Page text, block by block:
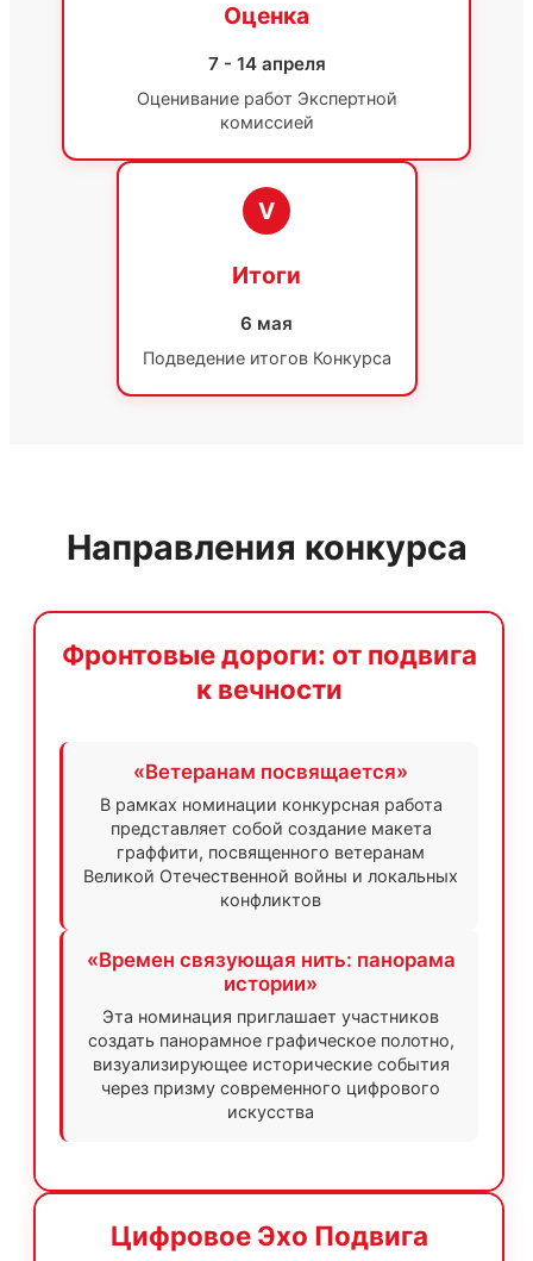
Оценка
7 - 14 апреля
Оценивание работ Экспертной
комиссией
V
Итоги
6 мая
Подведение итогов Конкурса
Направления конкурса
Фронтовые дороги: от подвига
к вечности
«Ветеранам посвящается»
В рамках номинации конкурсная работа
представляет собой создание макета
граффити, посвященного ветеранам
Великой Отечественной войны и локальных
конфликтов
«Времен связующая нить: панорама
истории»
Эта номинация приглашает участников
создать панорамное графическое полотно,
визуализирующее исторические события
через призму современного цифрового
искусства
Цифровое Эхо Подвига